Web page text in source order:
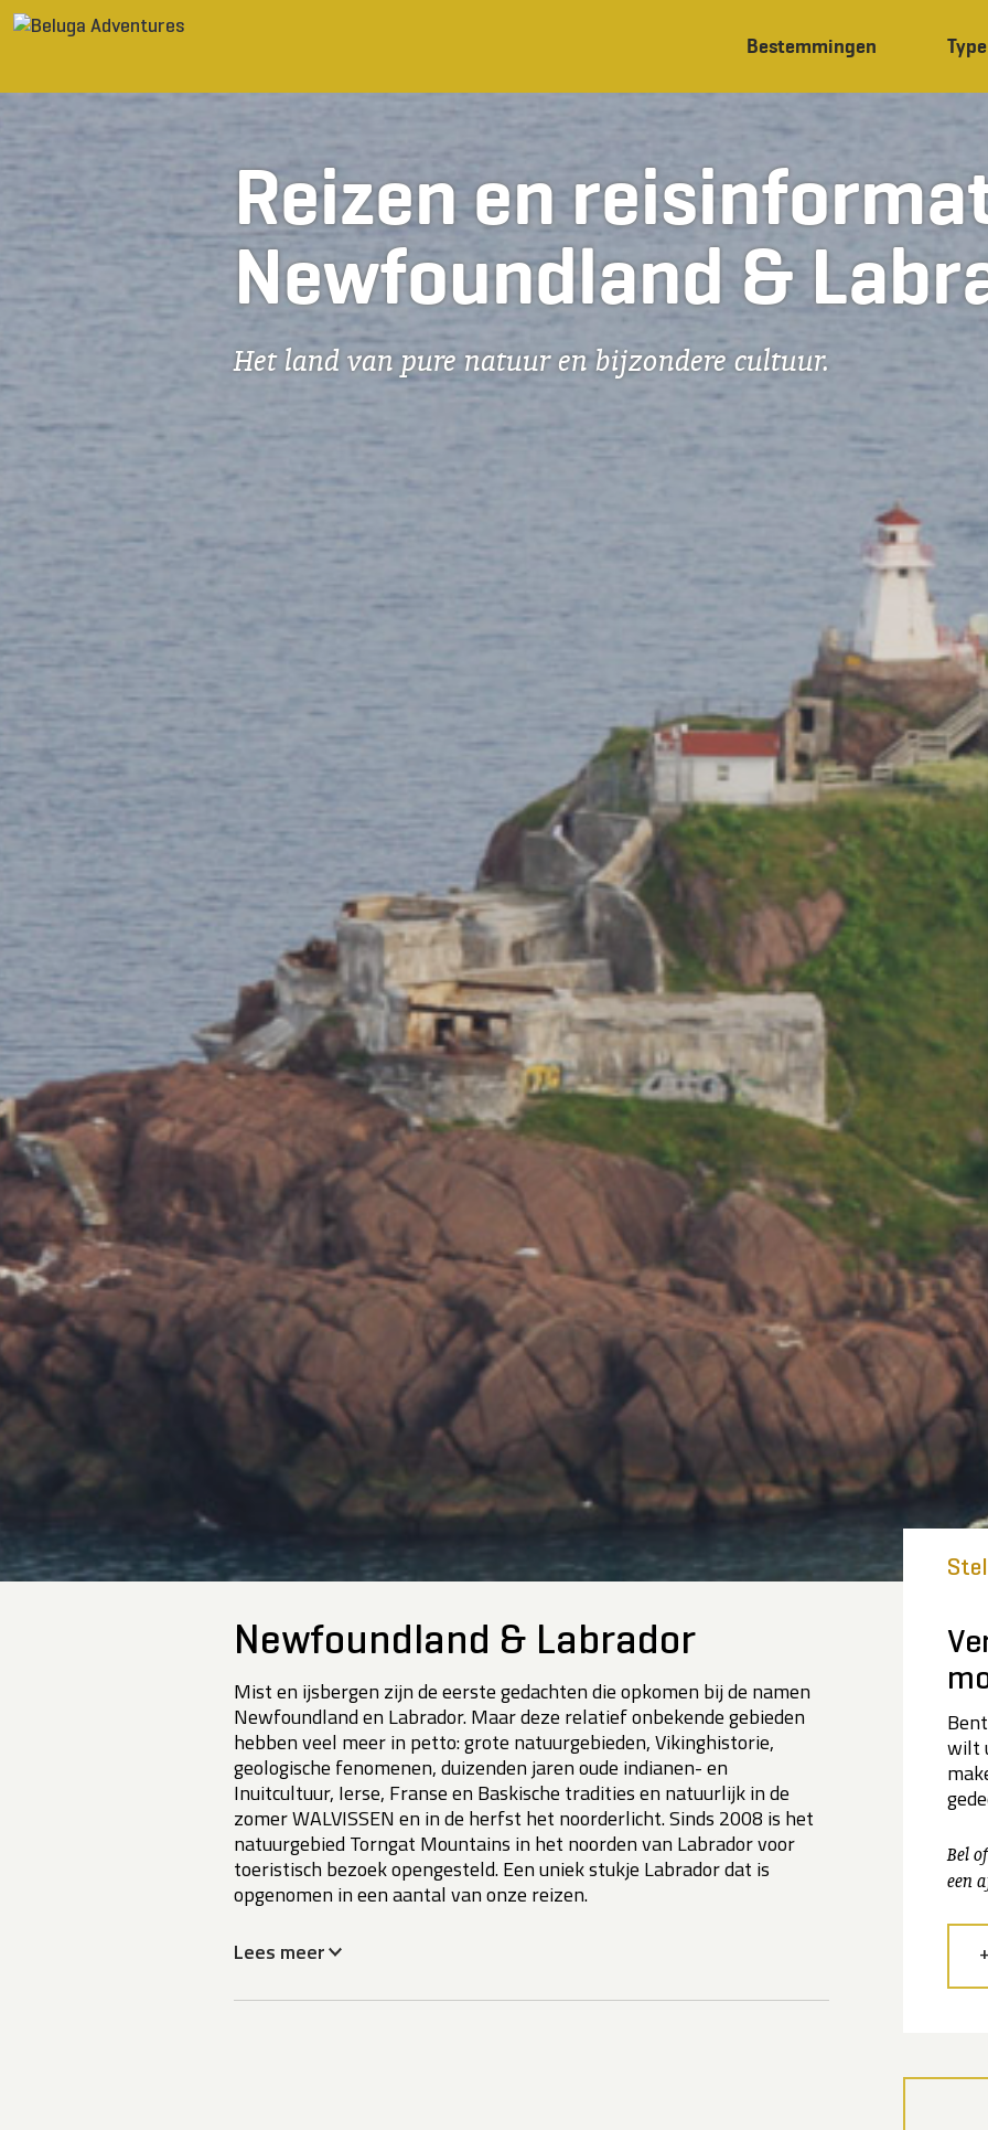
Ga naar inhoud
Bestemmingen
Reizen en
Newfoundland &
Het land van pure natuur en bijzondere cultuur.
Newfoundland & Labrador
Mist en ijsbergen zijn de eerste gedachten die opkomen bij de namen
Newfoundland en Labrador. Maar deze relatief onbekende gebieden
hebben veel meer in petto: grote natuurgebieden, Vikinghistorie,
geologische fenomenen, duizenden jaren oude indianen- en
Inuitcultuur, Ierse, Franse en Baskische tradities en natuurlijk in de
zomer WALVISSEN en in de herfst het noorderlicht. Sinds 2008 is het
natuurgebied Torngat Mountains in het noorden van Labrador voor
toeristisch bezoek opengesteld. Een uniek stukje Labrador dat is
opgenomen in een aantal van onze reizen.
Lees meer
wilt
Bel
een